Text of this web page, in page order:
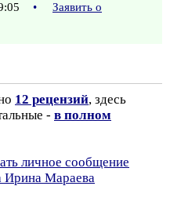
•
Заявить о
12 рецензий, здесь
- в полном
личное сообщение
Ирина Мараева